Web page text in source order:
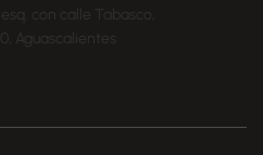
con calle Tabasco,
Aguascalientes